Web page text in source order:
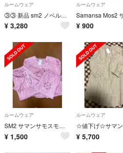
ルームウェア
③③ 新品 sm2 ノベルティ ボーダー ガウン ツハル ICHI ニコアンド
¥ 3,280
ルームウェア
¥ 900
ルームウェア
SM2 サマンサモスモス ルームウェア パジャマ ピンク 新品
¥ 1,500
ルームウェア
¥ 5,700